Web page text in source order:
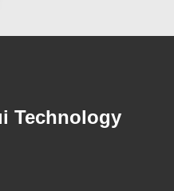
Technology